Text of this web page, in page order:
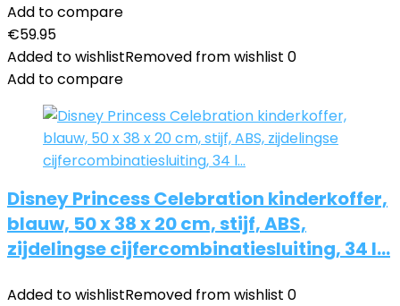
Add to compare
€59.95
Added to wishlistRemoved from wishlist 0
Add to compare
Disney Princess Celebration kinderkoffer,
blauw, 50 x 38 x 20 cm, stijf, ABS,
zijdelingse cijfercombinatiesluiting, 34 l…
Added to wishlistRemoved from wishlist 0